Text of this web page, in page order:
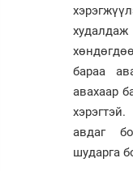
бараа
авахаар
авдаг
шударга